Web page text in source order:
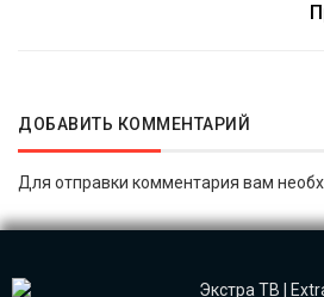
ДОБАВИТЬ КОММЕНТАРИЙ
Для отправки комментария вам